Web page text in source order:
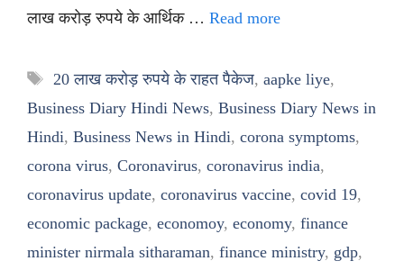
लाख करोड़ रुपये के आर्थिक … Read more
Tags
20 लाख करोड़ रुपये के राहत पैकेज, aapke liye,
Business Diary Hindi News, Business Diary News in
Hindi, Business News in Hindi, corona symptoms,
corona virus, Coronavirus, coronavirus india,
coronavirus update, coronavirus vaccine, covid 19,
economic package, economoy, economy, finance
minister nirmala sitharaman, finance ministry, gdp,